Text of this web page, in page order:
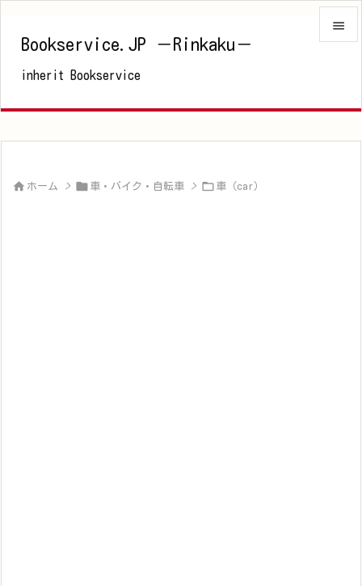
Bookservice.JP －Rinkaku－
inherit Bookservice


 ホーム >  車・バイク・自転車 >  車（car）